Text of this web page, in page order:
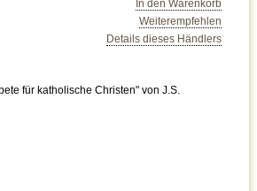
Weiterempfehlen
In den Warenkorb
Details dieses Händlers
für katholische Christen" von J.S.